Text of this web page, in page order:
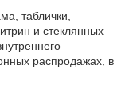
таблички,
и стеклянных
распродажах, в